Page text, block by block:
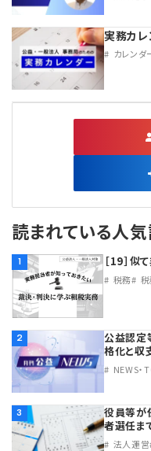
実務カレ
カレンダ
読まれている人
1 ［19］似
税務
2
公益認定
格化と収
NEWS・
3
役員等が
者選任ま
法人運営